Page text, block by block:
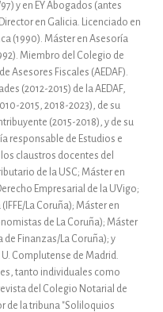
y en EY Abogados (antes
en Galicia. Licenciado en
(1990). Máster en Asesoría
Miembro del Colegio de
Asesores Fiscales (AEDAF).
(2012-2015) de la AEDAF,
2015, 2018-2023), de su
(2015-2018), y de su
responsable de Estudios e
claustros docentes del
de la USC; Máster en
Empresarial de la UVigo;
La Coruña); Máster en
de La Coruña); Máster
de Finanzas/La Coruña); y
Complutense de Madrid.
tanto individuales como
del Colegio Notarial de
de la tribuna "Soliloquios